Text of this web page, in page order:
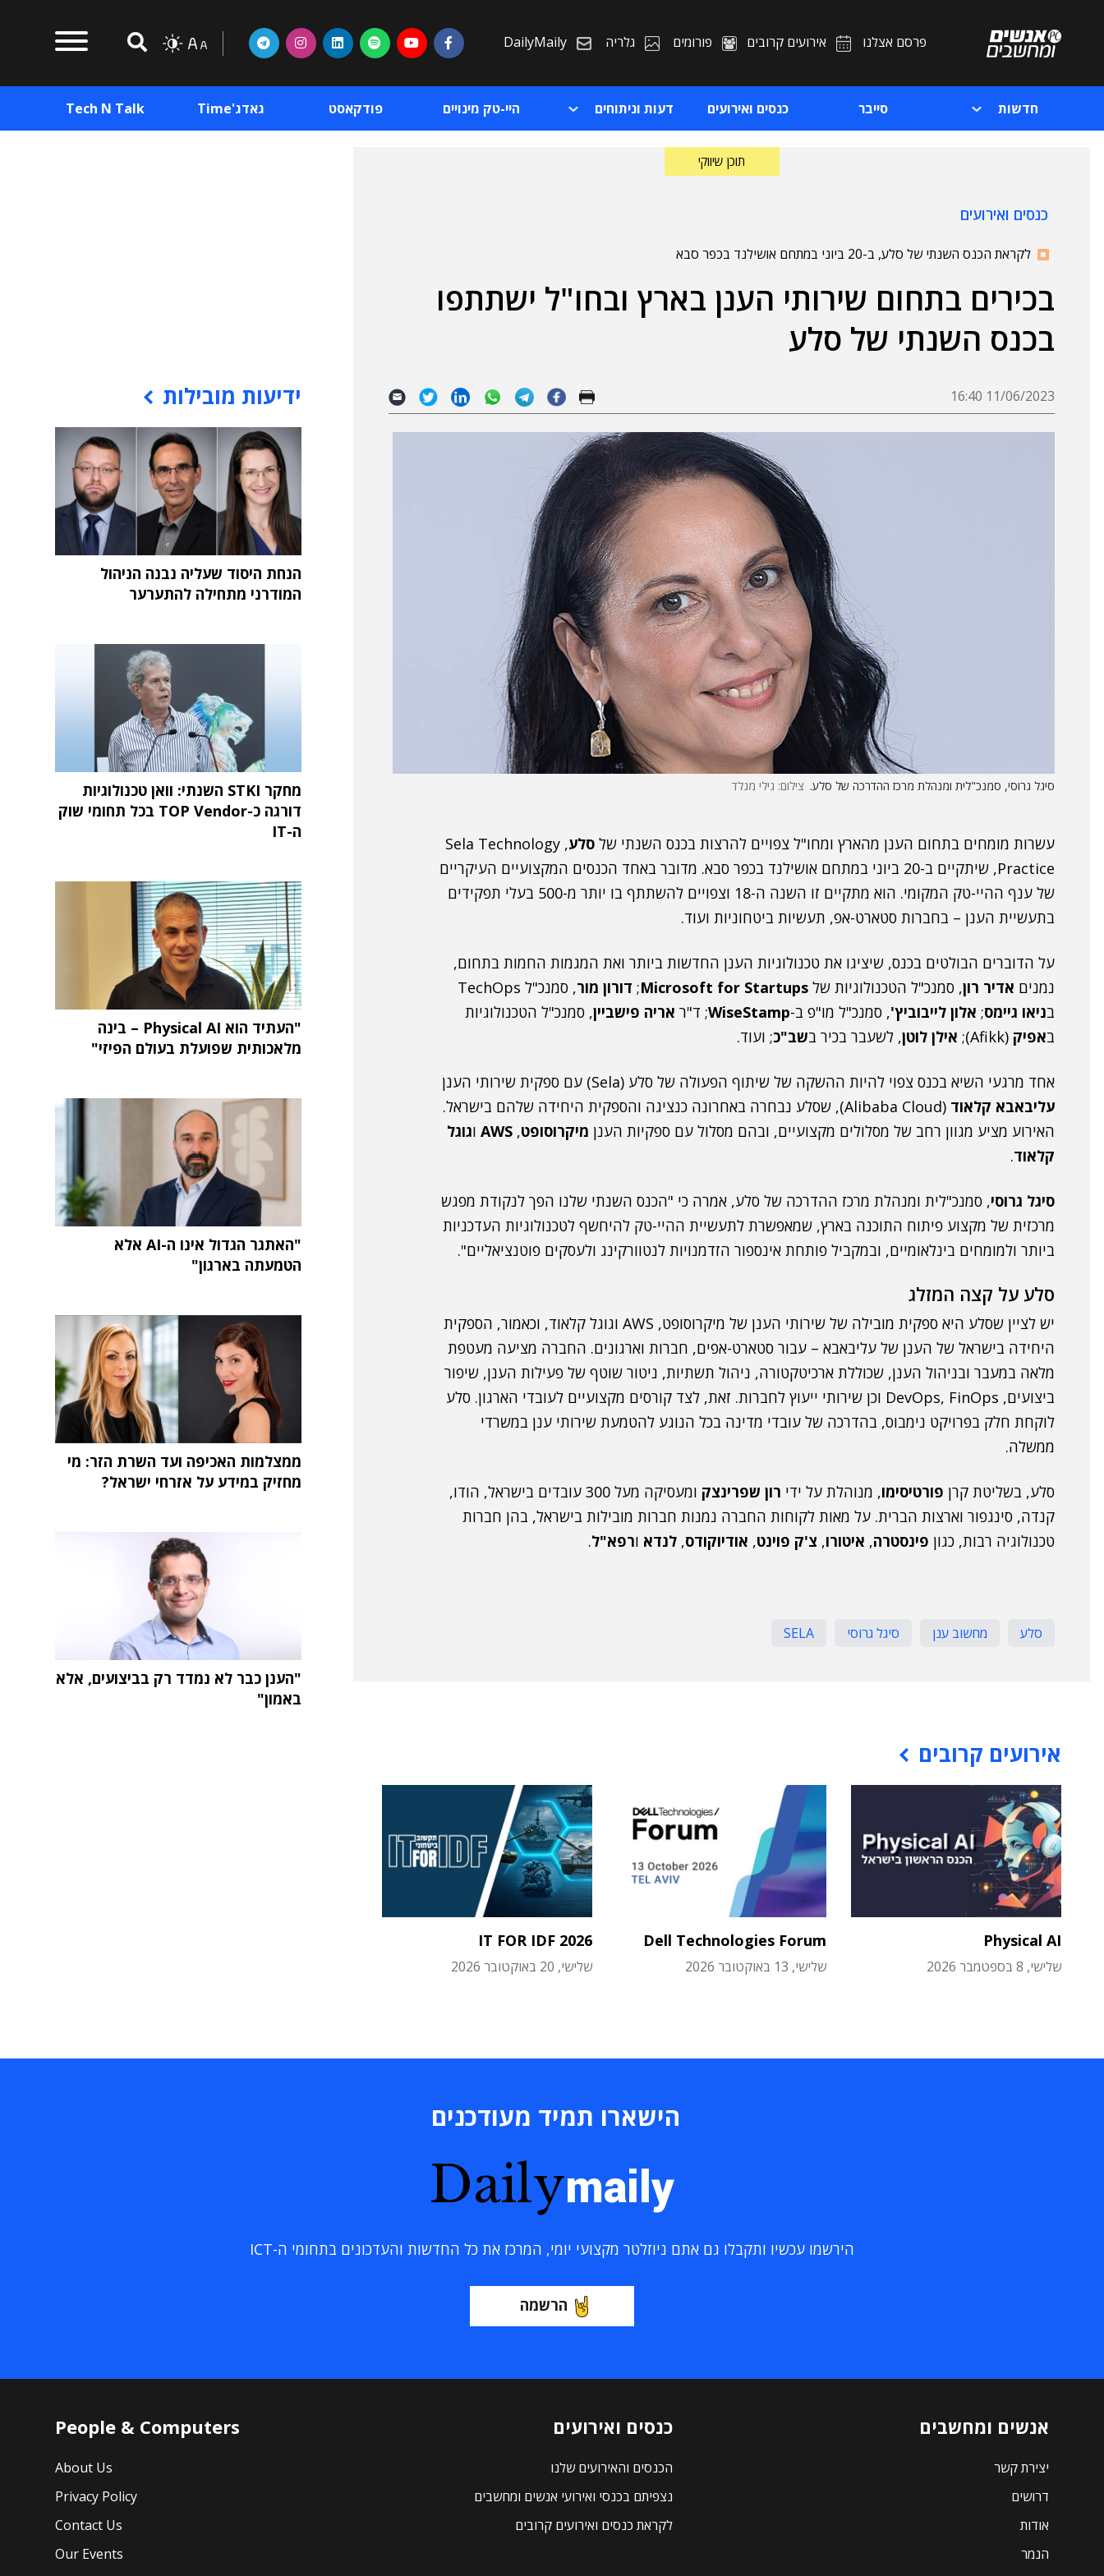
פרסם אצלנו אירועים קרובים פורומים גלריה DailyMaily
חדשות סייבר כנסים ואירועים דעות וניתוחים היי-טק מינויים פודקאסט גאדג'Time Tech N Talk
תוכן שיווקי
כנסים ואירועים
לקראת הכנס השנתי של סלע, ב-20 ביוני במתחם אושילנד בכפר סבא
בכירים בתחום שירותי הענן בארץ ובחו"ל ישתתפו
בכנס השנתי של סלע
11/06/2023 16:40
סיגל גרוסי, סמנכ"לית ומנהלת מרכז ההדרכה של סלע. צילום: גילי מגלד
עשרות מומחים בתחום הענן מהארץ ומחו"ל צפויים להרצות בכנס השנתי של סלע , Sela Technology
Practice, שיתקיים ב-20 ביוני במתחם אושילנד בכפר סבא. מדובר באחד הכנסים המקצועיים העיקריים
של ענף ההיי-טק המקומי. הוא מתקיים זו השנה ה-18 וצפויים להשתתף בו יותר מ-500 בעלי תפקידים
בתעשיית הענן – בחברות סטארט-אפ, תעשיות ביטחוניות ועוד.
על הדוברים הבולטים בכנס, שיציגו את טכנולוגיות הענן החדשות ביותר ואת המגמות החמות בתחום,
נמנים אדיר רון, סמנכ"ל הטכנולוגיות של Microsoft for Startups
; דורון מור
, סמנכ"ל TechOps
בניאו גיימס; אלון לייבוביץ', סמנכ"ל מו"פ ב-WiseStamp; ד"ר אריה פישביין, סמנכ"ל הטכנולוגיות
באפיק (Afikk); אילן לוטן, לשעבר בכיר בשב"כ; ועוד.
אחד מרגעי השיא בכנס צפוי להיות ההשקה של שיתוף הפעולה של סלע (Sela) עם ספקית שירותי הענן
עליבאבא קלאוד
(Alibaba Cloud), שסלע נבחרה באחרונה כנציגה והספקית היחידה שלהם בישראל.
האירוע מציע מגוון רחב של מסלולים מקצועיים, ובהם מסלול עם ספקיות הענן מיקרוסופט,
AWS וגוגל
קלאוד.
סיגל גרוסי, סמנכ"לית ומנהלת מרכז ההדרכה של סלע, אמרה כי "הכנס השנתי שלנו הפך לנקודת מפגש
מרכזית של מקצוע פיתוח התוכנה בארץ, שמאפשרת לתעשיית ההיי-טק להיחשף לטכנולוגיות העדכניות
ביותר ולמומחים בינלאומיים, ובמקביל פותחת אינספור הזדמנויות לנטוורקינג ולעסקים פוטנציאליים".
סלע על קצה המזלג
יש לציין שסלע היא ספקית מובילה של שירותי הענן של מיקרוסופט, AWS וגוגל קלאוד, וכאמור, הספקית
היחידה בישראל של הענן של עליבאבא – עבור סטארט-אפים, חברות וארגונים. החברה מציעה מעטפת
מלאה במעבר ובניהול הענן, שכוללת ארכיטקטורה, ניהול תשתיות, ניטור שוטף של פעילות הענן, שיפור
ביצועים, DevOps, FinOps וכן שירותי ייעוץ לחברות. זאת, לצד קורסים מקצועיים לעובדי הארגון. סלע
לוקחת חלק בפרויקט נימבוס, בהדרכה של עובדי מדינה בכל הנוגע להטמעת שירותי ענן במשרדי
ממשלה.
סלע, בשליטת קרן פורטיסימו, מנוהלת על ידי רון שפרינצק
ומעסיקה מעל 300 עובדים בישראל, הודו,
קנדה, סינגפור וארצות הברית. על מאות לקוחות החברה נמנות חברות מובילות בישראל, בהן חברות
טכנולוגיה רבות, כגון פינסטרה, איטורו, צ'ק פוינט, אודיוקודס, לנדא ורפא"ל.
סלע מחשוב ענן סיגל גרוסי SELA
אירועים קרובים
Physical AI
שלישי, 8 בספטמבר 2026
Dell Technologies Forum
שלישי, 13 באוקטובר 2026
IT FOR IDF 2026
שלישי, 20 באוקטובר 2026
ידיעות מובילות
הנחת היסוד שעליה נבנה הניהול
המודרני מתחילה להתערער
מחקר STKI השנתי: וואן טכנולוגיות
דורגה כ-TOP Vendor בכל תחומי שוק
ה-IT
"העתיד הוא Physical AI – בינה
מלאכותית שפועלת בעולם הפיזי"
"האתגר הגדול אינו ה-AI אלא
הטמעתה בארגון"
ממצלמות האכיפה ועד השרת הזר: מי
מחזיק במידע על אזרחי ישראל?
"הענן כבר לא נמדד רק בביצועים, אלא
באמון"
הישארו תמיד מעודכנים
Dailymaily
הירשמו עכשיו ותקבלו גם אתם ניוזלטר מקצועי יומי, המרכז את כל החדשות והעדכונים בתחומי ה-ICT
הרשמה
אנשים ומחשבים
יצירת קשר
דרושים
אודות
הנמר
כנסים ואירועים
הכנסים והאירועים שלנו
נצפיתם בכנסי ואירועי אנשים ומחשבים
לקראת כנסים ואירועים קרובים
People & Computers
About Us
Privacy Policy
Contact Us
Our Events